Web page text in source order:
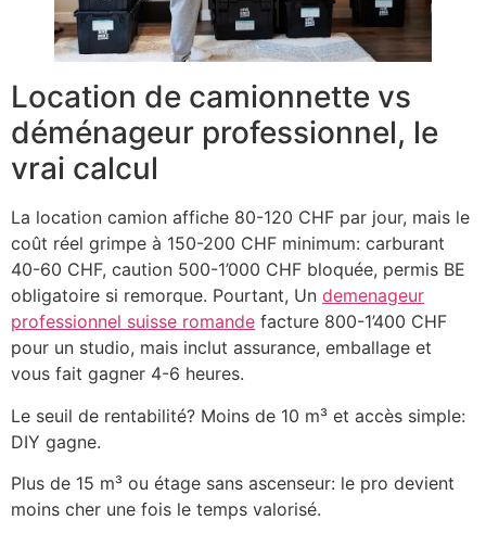
Location de camionnette vs
déménageur professionnel, le
vrai calcul
La location camion affiche 80-120 CHF par jour, mais le
coût réel grimpe à 150-200 CHF minimum: carburant
40-60 CHF, caution 500-1’000 CHF bloquée, permis BE
obligatoire si remorque. Pourtant, Un demenageur
professionnel suisse romande facture 800-1’400 CHF
pour un studio, mais inclut assurance, emballage et
vous fait gagner 4-6 heures.
Le seuil de rentabilité? Moins de 10 m³ et accès simple:
DIY gagne.
Plus de 15 m³ ou étage sans ascenseur: le pro devient
moins cher une fois le temps valorisé.